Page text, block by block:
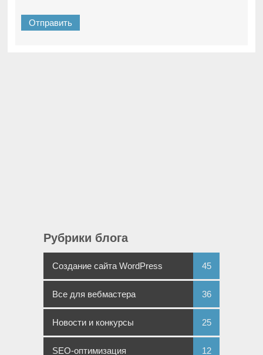
Рубрики блога
Создание сайта WordPress 45
Все для вебмастера 36
Новости и конкурсы 25
SEO-оптимизация 12